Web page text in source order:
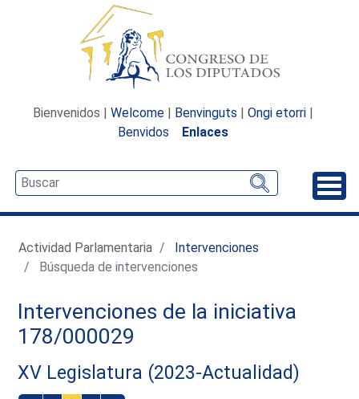
Bienvenidos | Welcome | Benvinguts | Ongi etorri |
Benvidos
Enlaces
Actividad Parlamentaria
Intervenciones
Búsqueda de intervenciones
Intervenciones de la iniciativa
178/000029
XV Legislatura (2023-Actualidad)